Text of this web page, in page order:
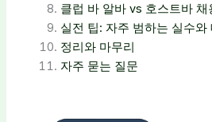
클럽 바 알바 vs 호스트바 채
실전 팁: 자주 범하는 실수와
정리와 마무리
자주 묻는 질문